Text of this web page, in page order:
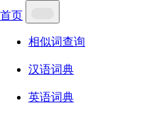
首页
相似词查询
汉语词典
英语词典